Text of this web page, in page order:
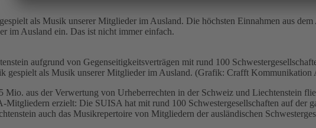
als Musik unserer Mitglieder im Ausland. Die höchsten Einnahmen aus
im Ausland ein. Das ist nicht immer einfach.
aufgrund von Gegenseitigkeitsverträgen mit rund 100
gespielt als Musik unserer Mitglieder im Ausland. (Grafik: Crafft Kommunikation
aus der Verwertung von Urheberrechten in der Schweiz und Liechtenstein
erzielt: Die SUISA hat mit rund 100 Schwestergesellschaften auf der
auch das Musikrepertoire von Mitgliedern der ausländischen